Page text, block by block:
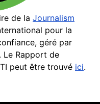
de la Journalism
pour la
géré par
Le Rapport de
peut être trouvé ici.